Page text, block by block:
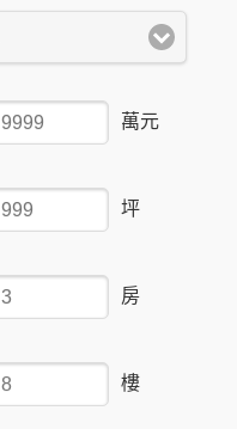
萬元
坪
房
樓